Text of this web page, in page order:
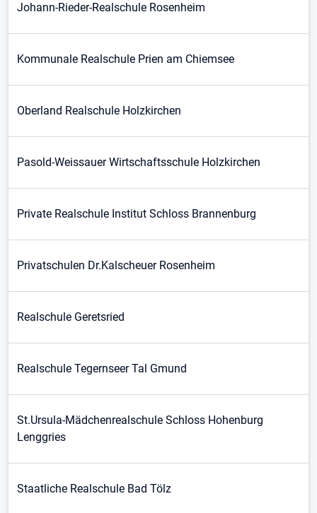
Johann-Rieder-Realschule Rosenheim
Kommunale Realschule Prien am Chiemsee
Oberland Realschule Holzkirchen
Pasold-Weissauer Wirtschaftsschule Holzkirchen
Private Realschule Institut Schloss Brannenburg
Privatschulen Dr.Kalscheuer Rosenheim
Realschule Geretsried
Realschule Tegernseer Tal Gmund
St.Ursula-Mädchenrealschule Schloss Hohenburg
Lenggries
Staatliche Realschule Bad Tölz